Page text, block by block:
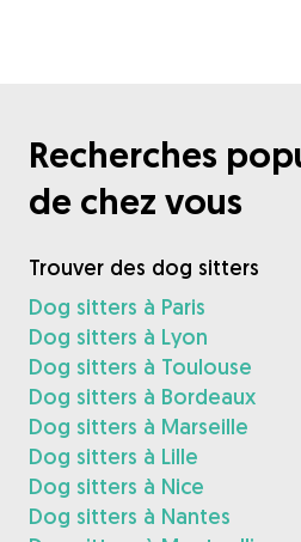
Recherches
de chez vous
Trouver des dog sitters
Dog sitters à Paris
Dog sitters à Lyon
Dog sitters à Toulouse
Dog sitters à Bordeaux
Dog sitters à Marseille
Dog sitters à Lille
Dog sitters à Nice
Dog sitters à Nantes